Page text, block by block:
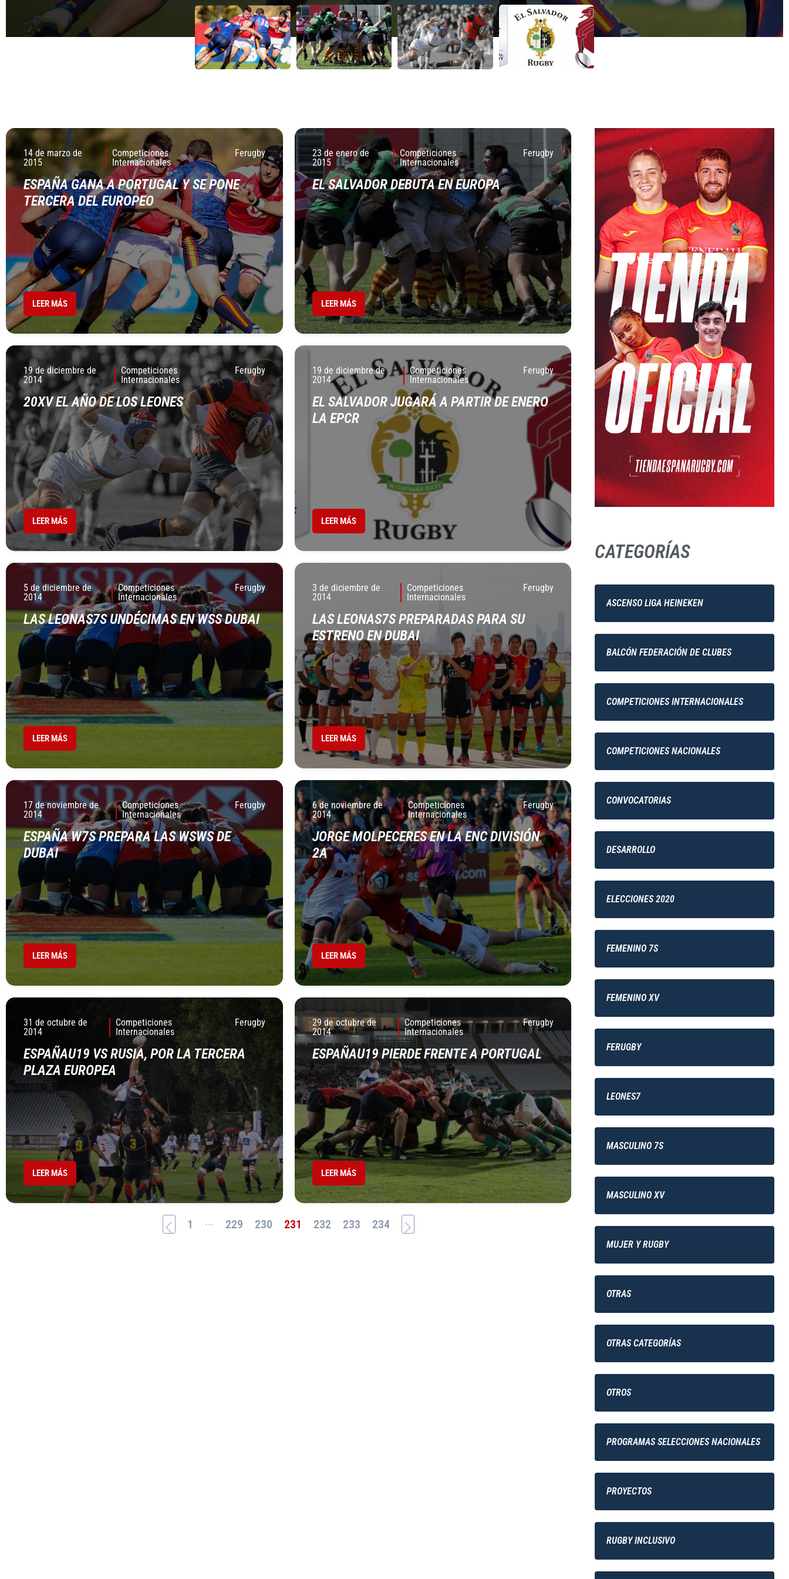
14 de marzo de
2015
Competiciones
Internacionales
Ferugby
ESPAÑA GANA A PORTUGAL Y SE PONE
TERCERA DEL EUROPEO
LEER MÁS
23 de enero de
2015
Competiciones
Internacionales
Ferugby
EL SALVADOR DEBUTA EN EUROPA
LEER MÁS
19 de diciembre de
2014
Competiciones
Internacionales
Ferugby
20XV EL AÑO DE LOS LEONES
LEER MÁS
19 de diciembre de
2014
Competiciones
Internacionales
Ferugby
EL SALVADOR JUGARÁ A PARTIR DE ENERO
LA EPCR
LEER MÁS
5 de diciembre de
2014
Competiciones
Internacionales
Ferugby
LAS LEONAS7S UNDÉCIMAS EN WSS DUBAI
LEER MÁS
3 de diciembre de
2014
Competiciones
Internacionales
Ferugby
LAS LEONAS7S PREPARADAS PARA SU
ESTRENO EN DUBAI
LEER MÁS
17 de noviembre de
2014
Competiciones
Internacionales
Ferugby
ESPAÑA W7S PREPARA LAS WSWS DE
DUBAI
LEER MÁS
6 de noviembre de
2014
Competiciones
Internacionales
Ferugby
JORGE MOLPECERES EN LA ENC DIVISIÓN
2A
LEER MÁS
31 de octubre de
2014
Competiciones
Internacionales
Ferugby
ESPAÑAU19 VS RUSIA, POR LA TERCERA
PLAZA EUROPEA
LEER MÁS
29 de octubre de
2014
Competiciones
Internacionales
Ferugby
ESPAÑAU19 PIERDE FRENTE A PORTUGAL
LEER MÁS
1 ... 229 230 231 232 233 234
CATEGORÍAS
ASCENSO LIGA HEINEKEN
BALCÓN FEDERACIÓN DE CLUBES
COMPETICIONES INTERNACIONALES
COMPETICIONES NACIONALES
CONVOCATORIAS
DESARROLLO
ELECCIONES 2020
FEMENINO 7S
FEMENINO XV
FERUGBY
LEONES7
MASCULINO 7S
MASCULINO XV
MUJER Y RUGBY
OTRAS
OTRAS CATEGORÍAS
OTROS
PROGRAMAS SELECCIONES NACIONALES
PROYECTOS
RUGBY INCLUSIVO